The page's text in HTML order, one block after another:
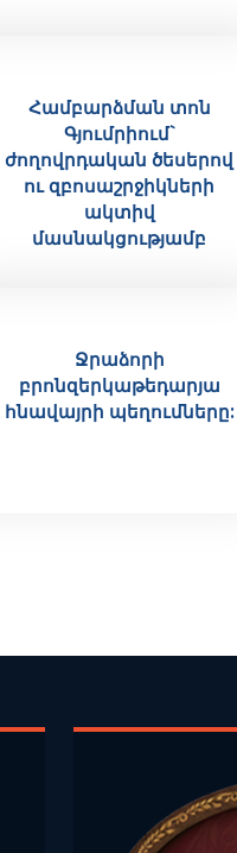
Համբարձման տոն
Գյումրիում`
ժողովրդական ծեսերով
ու զբոսաշրջիկների
ակտիվ
մասնակցությամբ
Ջրաձորի
բրոնզերկաթեդարյա
հնավայրի պեղումները: